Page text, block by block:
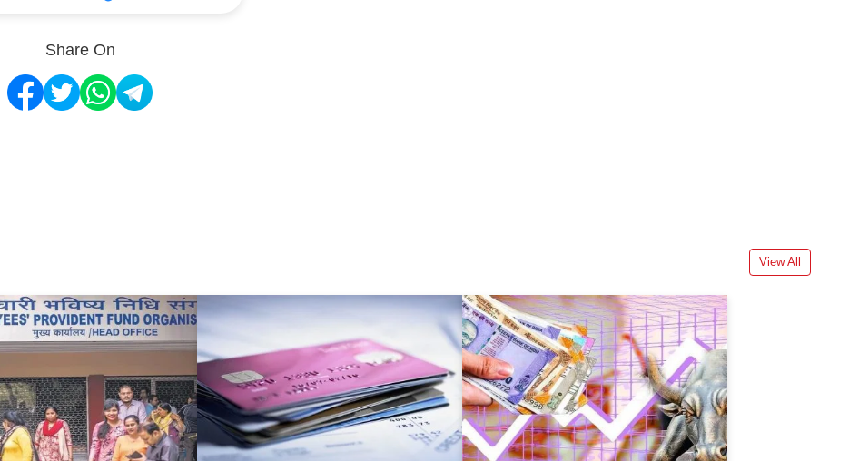
Share On
View All